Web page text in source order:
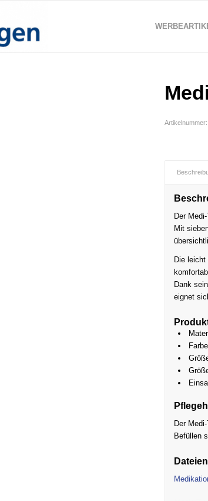
Artikelnummer:
Der
Mit
Die
Dank
eignet
Der
Befüllen